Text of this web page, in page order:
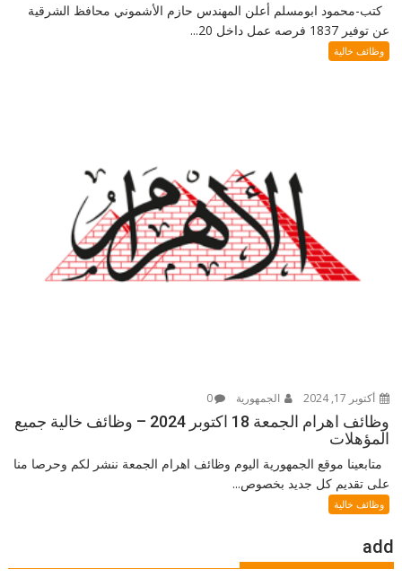
كتب-محمود ابومسلم أعلن المهندس حازم الأشموني محافظ الشرقية
عن توفير 1837 فرصه عمل داخل 20...
وظائف خالية
أكتوبر 17, 2024 الجمهورية 0
وظائف اهرام الجمعة 18 اكتوبر 2024 – وظائف خالية جميع
المؤهلات
متابعينا موقع الجمهورية اليوم وظائف اهرام الجمعة ننشر لكم وحرصا منا
على تقديم كل جديد بخصوص...
وظائف خالية
add